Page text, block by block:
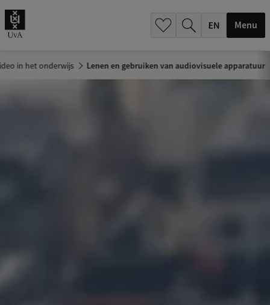
Menu
in het onderwijs Lenen en gebruiken van audiovisuele apparatuur